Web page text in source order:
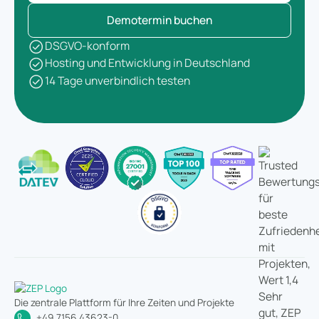
Demotermin buchen
DSGVO-konform
Hosting und Entwicklung in Deutschland
14 Tage unverbindlich testen
Die zentrale Plattform für Ihre Zeiten und Projekte